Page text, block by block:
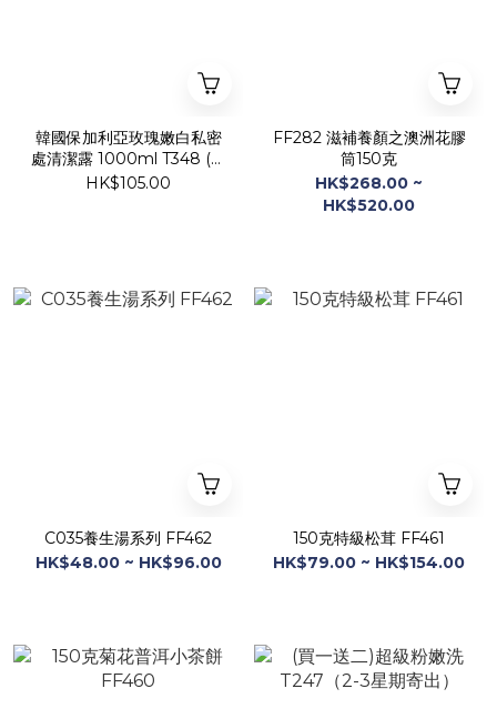
韓國保加利亞玫瑰嫩白私密
處清潔露 1000ml T348 (2-
3星期寄出)
HK$105.00
FF282 滋補養顏之澳洲花膠
筒150克
HK$268.00 ~
HK$520.00
C035養生湯系列 FF462
HK$48.00 ~ HK$96.00
150克特級松茸 FF461
HK$79.00 ~ HK$154.00